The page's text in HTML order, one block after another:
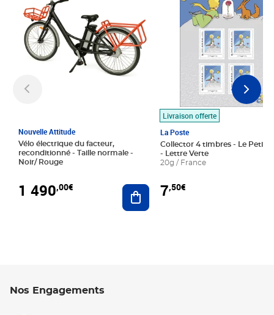
Nouvelle Attitude
Vélo électrique du facteur,
reconditionné - Taille normale -
Noir/ Rouge
1 490,00€ Ajouter au panier
Livraison offerte
La Poste
Collector 4 timbres - Le Petit
- Lettre Verte
20g / France
7,50€
Nos Engagements